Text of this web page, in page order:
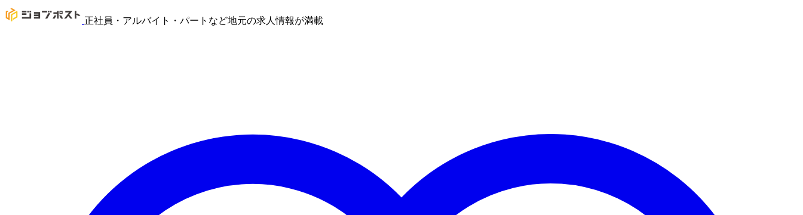
正社員・アルバイト・パートなど地元の求人情報が満載